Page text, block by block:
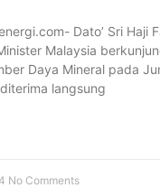
Dato’ Sri Haji
Malaysia
Daya Mineral pada
langsung
No Comments